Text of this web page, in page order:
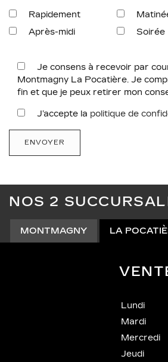
Rapidement
Après-midi
Soirée
Je consens à recevoir par
Montmagny La Pocatière. Je
fin et que je peux retirer mon
J’accepte la politique de
NOS 2
MONTMAGNY LA
Lundi
Mardi
Mercredi
Jeudi